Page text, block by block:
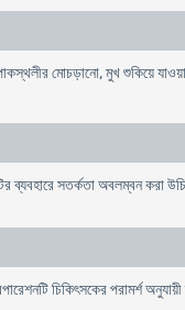
মোচড়ানো, মুখ শুকিয়ে
ব্যবহারে সতর্কতা অবলম্বন করা
চিকিৎসকের পরামর্শ